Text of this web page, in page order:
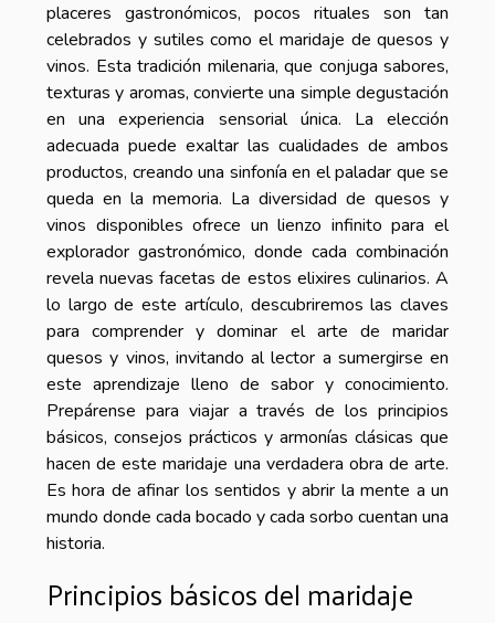
placeres gastronómicos, pocos rituales son tan
celebrados y sutiles como el maridaje de quesos y
vinos. Esta tradición milenaria, que conjuga sabores,
texturas y aromas, convierte una simple degustación
en una experiencia sensorial única. La elección
adecuada puede exaltar las cualidades de ambos
productos, creando una sinfonía en el paladar que se
queda en la memoria. La diversidad de quesos y
vinos disponibles ofrece un lienzo infinito para el
explorador gastronómico, donde cada combinación
revela nuevas facetas de estos elixires culinarios. A
lo largo de este artículo, descubriremos las claves
para comprender y dominar el arte de maridar
quesos y vinos, invitando al lector a sumergirse en
este aprendizaje lleno de sabor y conocimiento.
Prepárense para viajar a través de los principios
básicos, consejos prácticos y armonías clásicas que
hacen de este maridaje una verdadera obra de arte.
Es hora de afinar los sentidos y abrir la mente a un
mundo donde cada bocado y cada sorbo cuentan una
historia.
Principios básicos del maridaje